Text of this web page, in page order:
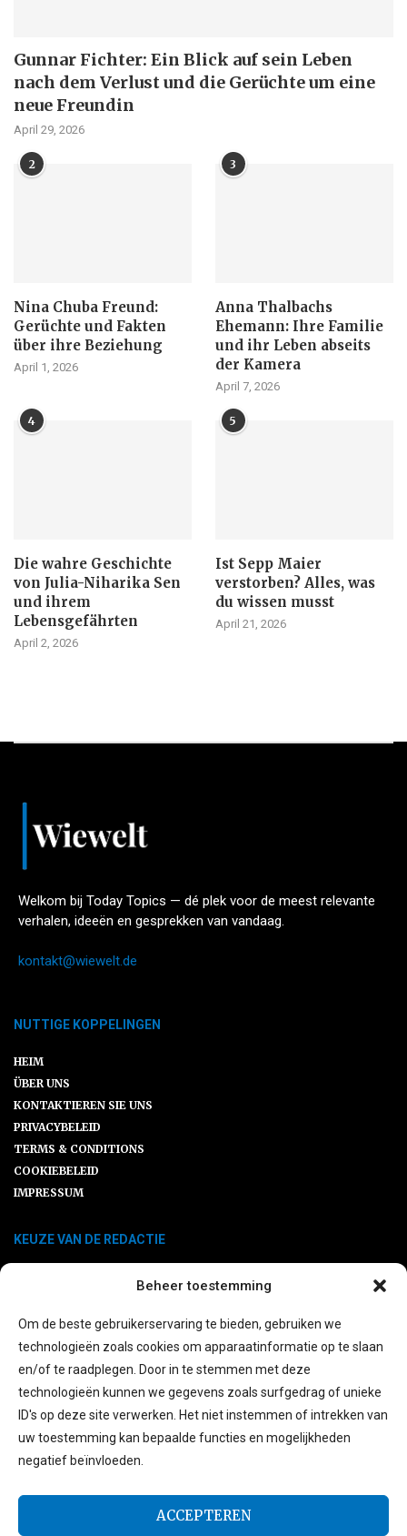
Beheer toestemming
Om de beste gebruikerservaring te bieden, gebruiken we
technologieën zoals cookies om apparaatinformatie op te slaan
en/of te raadplegen. Door in te stemmen met deze
technologieën kunnen we gegevens zoals surfgedrag of unieke
ID's op deze site verwerken. Het niet instemmen of intrekken van
uw toestemming kan bepaalde functies en mogelijkheden
negatief beïnvloeden.
ACCEPTEREN
Gunnar Fichter: Ein Blick auf sein Leben
nach dem Verlust und die Gerüchte um eine
neue Freundin
April 29, 2026
2
Nina Chuba Freund:
Gerüchte und Fakten
über ihre Beziehung
April 1, 2026
3
Anna Thalbachs
Ehemann: Ihre Familie
und ihr Leben abseits
der Kamera
April 7, 2026
4
Die wahre Geschichte
von Julia-Niharika Sen
und ihrem
Lebensgefährten
April 2, 2026
5
Ist Sepp Maier
verstorben? Alles, was
du wissen musst
April 21, 2026
Welkom bij Today Topics — dé plek voor de meest relevante
verhalen, ideeën en gesprekken van vandaag.
kontakt@wiewelt.de
NUTTIGE KOPPELINGEN
HEIM
ÜBER UNS
KONTAKTIEREN SIE UNS
PRIVACYBELEID
TERMS & CONDITIONS
COOKIEBELEID
IMPRESSUM
KEUZE VAN DE REDACTIE
Ersatzteile SLK R170: Warum ein
Praktische Beratungsansätze Für Ein
Zuverlässiges Fahrerlebnis
Die stille Last: Warum seelische
wie Online-Beratung mit...